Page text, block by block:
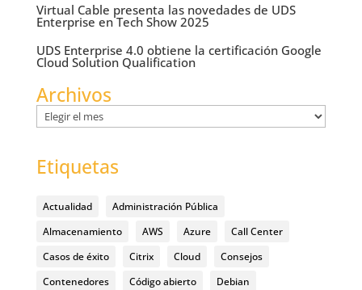
Virtual Cable presenta las novedades de UDS
Enterprise en Tech Show 2025
UDS Enterprise 4.0 obtiene la certificación Google
Cloud Solution Qualification
Archivos
Archivos
Etiquetas
Actualidad
Administración Pública
Almacenamiento
AWS Azure
Call Center
Casos de éxito
Citrix Cloud
Consejos
Contenedores
Código abierto
Debian